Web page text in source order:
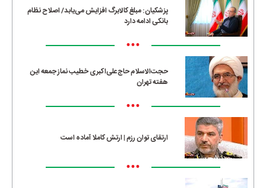
پزشکیان: مبلغ کالابرگ افزایش می‌یابد/ اصلاح نظام
بانکی ادامه دارد
•••
حجت‌الاسلام حاج‌علی‌اکبری خطیب نماز جمعه این
هفته تهران
•••
ارتقای توان رزم | ارتش کاملا آماده است
•••